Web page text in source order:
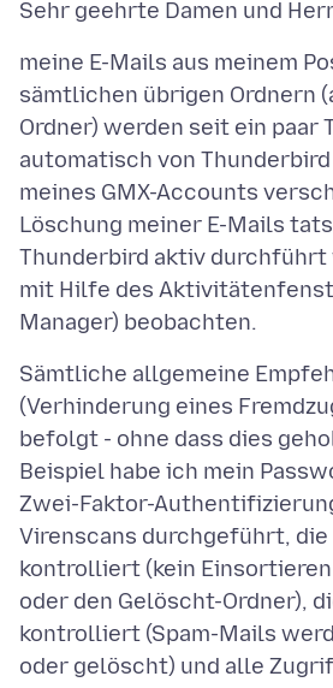
meine E-Mails aus meinem
sämtlichen übrigen Ordnern
Ordner) werden seit ein paar
automatisch von
meines GMX-Accounts
Löschung meiner E-Mails
Thunderbird aktiv durchführt
mit Hilfe des
Sämtliche allgemeine
(Verhinderung eines
befolgt - ohne dass dies
Beispiel habe ich mein
Zwei-Faktor-
Virenscans durchgeführt,
kontrolliert (kein
oder den Gelöscht-Ordner),
kontrolliert (Spam-Mails
oder gelöscht) und alle